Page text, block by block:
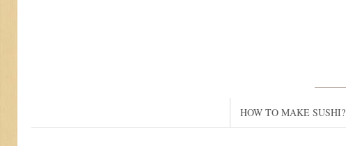
HOW TO MAKE SUSHI?